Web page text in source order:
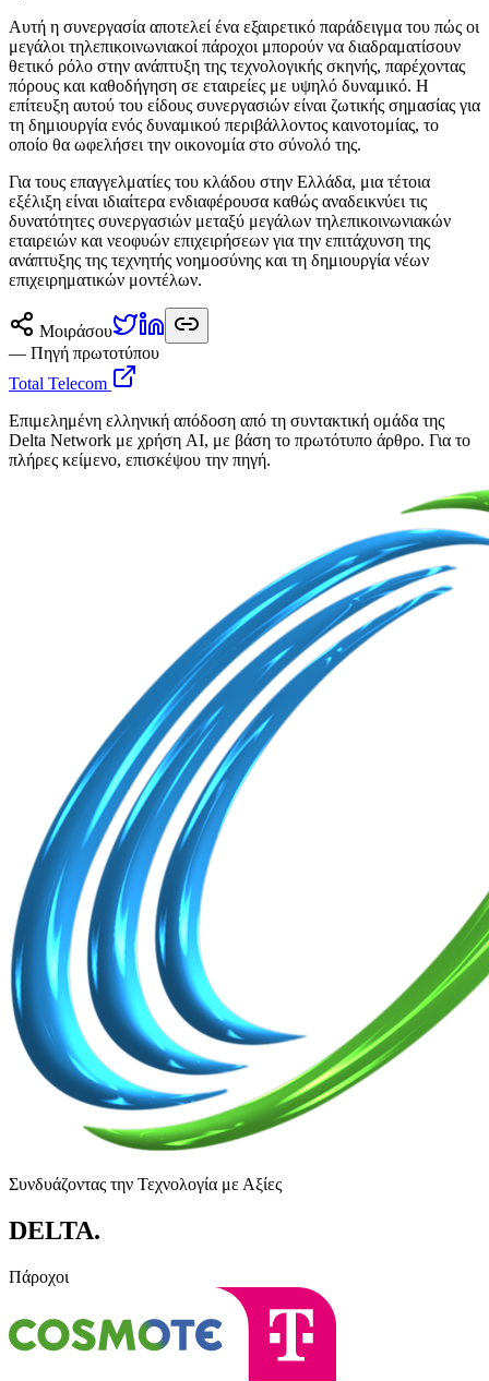
Αυτή η συνεργασία αποτελεί ένα εξαιρετικό παράδειγμα του πώς οι
μεγάλοι τηλεπικοινωνιακοί πάροχοι μπορούν να διαδραματίσουν
θετικό ρόλο στην ανάπτυξη της τεχνολογικής σκηνής, παρέχοντας
πόρους και καθοδήγηση σε εταιρείες με υψηλό δυναμικό. Η
επίτευξη αυτού του είδους συνεργασιών είναι ζωτικής σημασίας για
τη δημιουργία ενός δυναμικού περιβάλλοντος καινοτομίας, το
οποίο θα ωφελήσει την οικονομία στο σύνολό της.
Για τους επαγγελματίες του κλάδου στην Ελλάδα, μια τέτοια
εξέλιξη είναι ιδιαίτερα ενδιαφέρουσα καθώς αναδεικνύει τις
δυνατότητες συνεργασιών μεταξύ μεγάλων τηλεπικοινωνιακών
εταιρειών και νεοφυών επιχειρήσεων για την επιτάχυνση της
ανάπτυξης της τεχνητής νοημοσύνης και τη δημιουργία νέων
επιχειρηματικών μοντέλων.
Μοιράσου
— Πηγή πρωτοτύπου
Total Telecom
Επιμελημένη ελληνική απόδοση από τη συντακτική ομάδα της
Delta Network με χρήση AI, με βάση το πρωτότυπο άρθρο. Για το
πλήρες κείμενο, επισκέψου την πηγή.
Συνδυάζοντας την Τεχνολογία με Αξίες
DELTA.
Πάροχοι